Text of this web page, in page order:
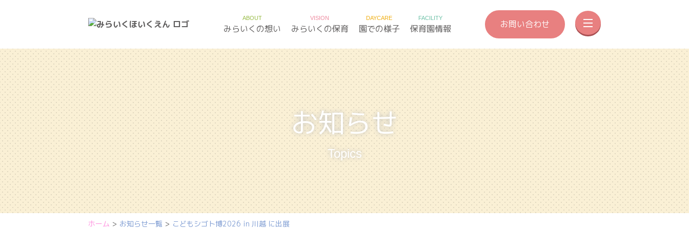
ABOUT
みらいくの想い
VISION
みらいくの保育
DAYCARE
園での様子
FACILITY
保育園情報 お問い合わせ メニューを開閉する
お知らせ
Topics
ホーム お知らせ一覧 こどもシゴト博2026 in 川越 に出展